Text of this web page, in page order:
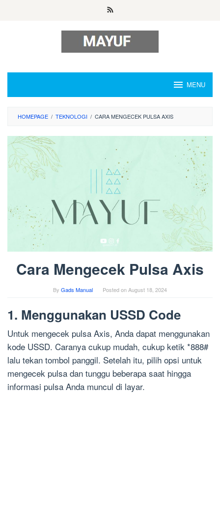
MENU
HOMEPAGE / TEKNOLOGI / CARA MENGECEK PULSA AXIS
Cara Mengecek Pulsa Axis
By Gads Manual Posted onAugust 18, 2024
1. Menggunakan USSD Code
Untuk mengecek pulsa Axis, Anda dapat menggunakan
kode USSD. Caranya cukup mudah, cukup ketik *888#
lalu tekan tombol panggil. Setelah itu, pilih opsi untuk
mengecek pulsa dan tunggu beberapa saat hingga
informasi pulsa Anda muncul di layar.